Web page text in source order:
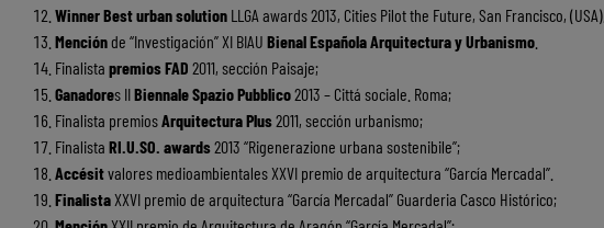
Winner Best urban solution LLGA awards 2013, Cities Pilot the Future, San Francisco, (USA).
Menciónde “Investigación” XI BIAU Bienal Española Arquitectura y Urbanismo
Finalista premios FAD 2011, sección Paisaje;
Ganadores IIBiennale Spazio Pubblico2013 – Cittá sociale. Roma;
Finalista premiosArquitectura Plus2011, sección urbanismo;
Finalista RI.U.SO. awards2013 “Rigenerazione urbana sostenibile”;
Accésitvalores medioambientales XXVI premio de arquitectura “García Mercadal”.
FinalistaXXVI premio de arquitectura “García Mercadal” Guarderia Casco Histórico;